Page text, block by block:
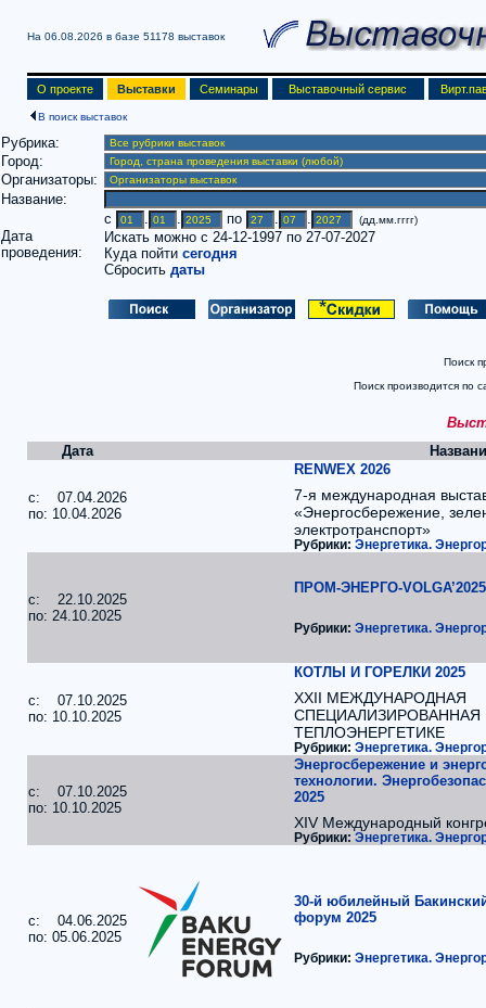
На 06.08.2026 в базе 51178 выставок
О проекте Выставки Семинары Выставочный сервис
В поиск выставок
Рубрика:
Город:
Организаторы:
Название:
Дата
проведения:
c . . по . . (дд.мм.гггг)
Искать можно с 24-12-1997 по 27-07-2027
Куда пойти сегодня
Сбросить даты
Поиск
Поиск производится по
Дата
c: 07.04.2026
по: 10.04.2026
RENWEX 2026
7-я международная
«Энергосбережение,
электротранспорт»
Рубрики: Энергетика.
c: 22.10.2025
по: 24.10.2025
ПРОМ-ЭНЕРГО-VOLGA’2025
Рубрики: Энергетика.
c: 07.10.2025
по: 10.10.2025
КОТЛЫ И ГОРЕЛКИ 2025
XXII МЕЖДУНАРОДНАЯ
СПЕЦИАЛИЗИРОВАННАЯ
ТЕПЛОЭНЕРГЕТИКЕ
Рубрики: Энергетика.
c: 07.10.2025
по: 10.10.2025
Энергосбережение и
технологии.
2025
XIV Международный
Рубрики: Энергетика.
c: 04.06.2025
по: 05.06.2025
30-й юбилейный
форум 2025
Рубрики: Энергетика.